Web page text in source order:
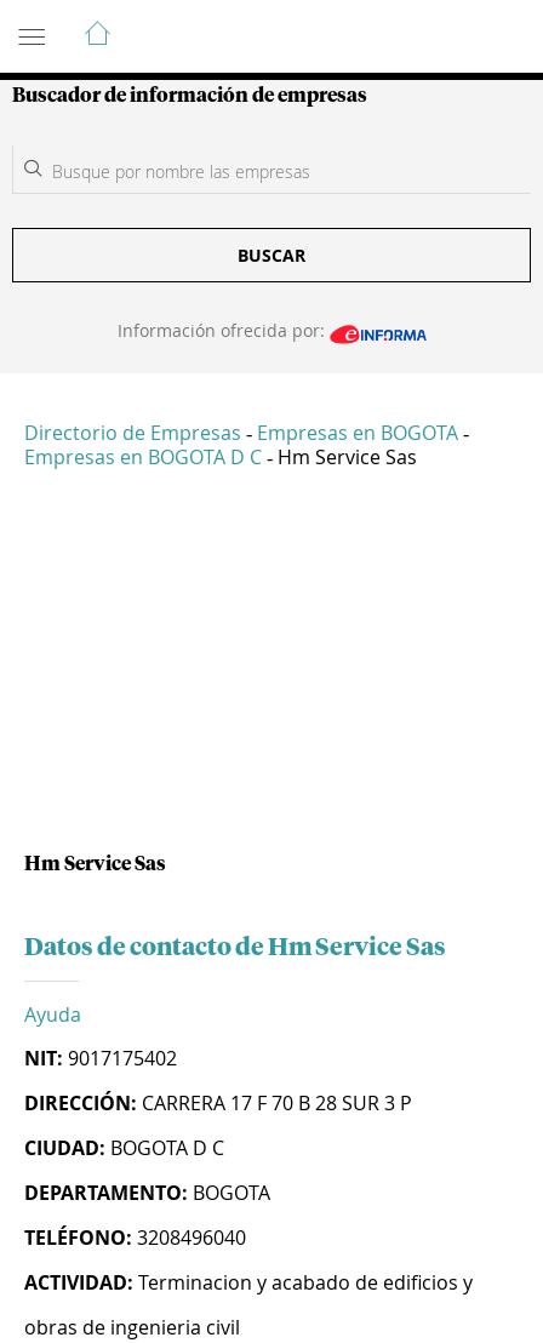
Guía de Empresas Colombianas
Buscador de información de empresas
BUSCAR
Información ofrecida por:
Directorio de Empresas - Empresas en BOGOTA -
Empresas en BOGOTA D C - Hm Service Sas
Hm Service Sas
Datos de contacto de Hm Service Sas
Ayuda
NIT: 9017175402
DIRECCIÓN: CARRERA 17 F 70 B 28 SUR 3 P
CIUDAD: BOGOTA D C
DEPARTAMENTO: BOGOTA
TELÉFONO: 3208496040
ACTIVIDAD: Terminacion y acabado de edificios y
obras de ingenieria civil